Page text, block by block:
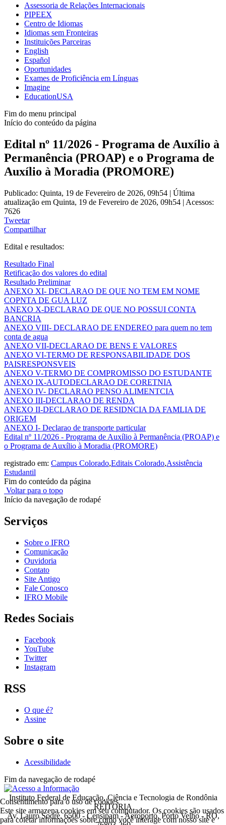
Assessoria de Relações Internacionais
PIPEEX
Centro de Idiomas
Idiomas sem Fronteiras
Instituições Parceiras
English
Español
Oportunidades
Exames de Proficiência em Línguas
Imagine
EducationUSA
Fim do menu principal
Início do conteúdo da página
Edital nº 11/2026 - Programa de Auxílio à
Permanência (PROAP) e o Programa de
Auxílio à Moradia (PROMORE)
Publicado: Quinta, 19 de Fevereiro de 2026, 09h54 | Última
atualização em Quinta, 19 de Fevereiro de 2026, 09h54 | Acessos:
7626
Tweetar
Compartilhar
Edital e resultados:
Resultado Final
Retificação dos valores do edital
Resultado Preliminar
ANEXO XI- DECLARAO DE QUE NO TEM EM NOME
COPNTA DE GUA LUZ
ANEXO X-DECLARAO DE QUE NO POSSUI CONTA
BANCRIA
ANEXO VIII- DECLARAO DE ENDEREO para quem no tem
conta de agua
ANEXO VII-DECLARAO DE BENS E VALORES
ANEXO VI-TERMO DE RESPONSABILIDADE DOS
PAISRESPONSVEIS
ANEXO V-TERMO DE COMPROMISSO DO ESTUDANTE
ANEXO IX-AUTODECLARAO DE CORETNIA
ANEXO IV- DECLARAO PENSO ALIMENTCIA
ANEXO III-DECLARAO DE RENDA
ANEXO II-DECLARAO DE RESIDNCIA DA FAMLIA DE
ORIGEM
ANEXO I- Declarao de transporte particular
Edital nº 11/2026 - Programa de Auxílio à Permanência (PROAP) e
o Programa de Auxílio à Moradia (PROMORE)
registrado em: Campus Colorado,Editais Colorado,Assistência
Estudantil
Fim do conteúdo da página
Voltar para o topo
Início da navegação de rodapé
Serviços
Sobre o IFRO
Comunicação
Ouvidoria
Contato
Site Antigo
Fale Conosco
IFRO Mobile
Redes Sociais
Facebook
YouTube
Twitter
Instagram
RSS
O que é?
Assine
Sobre o site
Acessibilidade
Fim da navegação de rodapé
Instituto Federal de Educação, Ciência e Tecnologia de Rondônia
REITORIA
Av. Lauro Sodré, 6500 - Censipam - Aeroporto, Porto Velho - RO,
Consentimento para o uso de cookies
Este site armazena cookies em seu computador. Os cookies são usados
para coletar informações sobre como você interage com nosso site e